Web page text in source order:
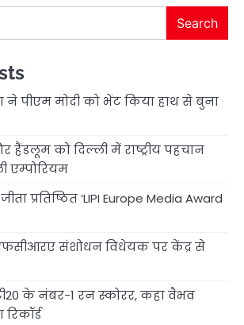
Search
पीएम मोदी को भेंट किया हाथ से बुना
हैंडलूम को दिल्ली में राष्ट्रीय पहचान
एम्पोरियम
प्रतिष्ठित ‘LIPI Europe Media Award
संशोधन विधेयक पर केंद्र से
के नंबर-1 रन स्कोरर, कहा वैभव